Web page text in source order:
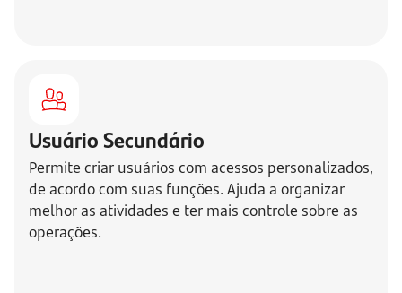
Usuário Secundário
Permite criar usuários com acessos personalizados,
de acordo com suas funções. Ajuda a organizar
melhor as atividades e ter mais controle sobre as
operações.